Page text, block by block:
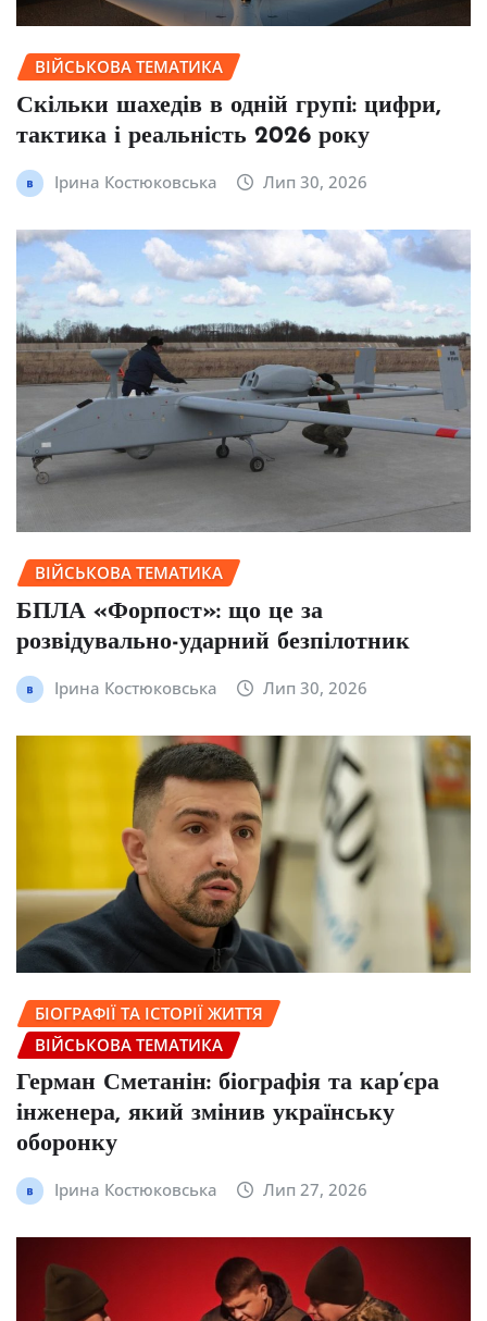
ВІЙСЬКОВА ТЕМАТИКА
Скільки шахедів в одній групі: цифри,
тактика і реальність 2026 року
Ірина Костюковська Лип 30, 2026
ВІЙСЬКОВА ТЕМАТИКА
БПЛА «Форпост»: що це за
розвідувально-ударний безпілотник
Ірина Костюковська Лип 30, 2026
БІОГРАФІЇ ТА ІСТОРІЇ ЖИТТЯ
ВІЙСЬКОВА ТЕМАТИКА
Герман Сметанін: біографія та кар’єра
інженера, який змінив українську
оборонку
Ірина Костюковська Лип 27, 2026